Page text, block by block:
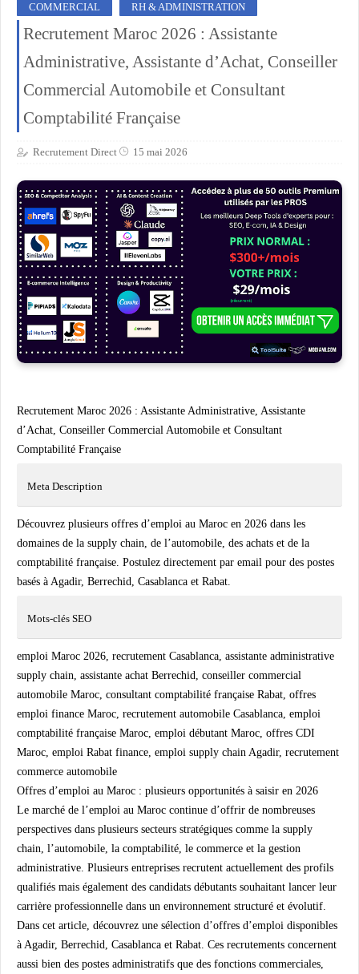
COMMERCIAL RH & ADMINISTRATION
Recrutement Maroc 2026 : Assistante
Administrative, Assistante d’Achat, Conseiller
Commercial Automobile et Consultant
Comptabilité Française
Recrutement Direct 15 mai 2026
Recrutement Maroc 2026 : Assistante Administrative, Assistante
d’Achat, Conseiller Commercial Automobile et Consultant
Comptabilité Française
Meta Description
Découvrez plusieurs offres d’emploi au Maroc en 2026 dans les
domaines de la supply chain, de l’automobile, des achats et de la
comptabilité française. Postulez directement par email pour des postes
basés à Agadir, Berrechid, Casablanca et Rabat.
Mots-clés SEO
emploi Maroc 2026, recrutement Casablanca, assistante administrative
supply chain, assistante achat Berrechid, conseiller commercial
automobile Maroc, consultant comptabilité française Rabat, offres
emploi finance Maroc, recrutement automobile Casablanca, emploi
comptabilité française Maroc, emploi débutant Maroc, offres CDI
Maroc, emploi Rabat finance, emploi supply chain Agadir, recrutement
commerce automobile
Offres d’emploi au Maroc : plusieurs opportunités à saisir en 2026
Le marché de l’emploi au Maroc continue d’offrir de nombreuses
perspectives dans plusieurs secteurs stratégiques comme la supply
chain, l’automobile, la comptabilité, le commerce et la gestion
administrative. Plusieurs entreprises recrutent actuellement des profils
qualifiés mais également des candidats débutants souhaitant lancer leur
carrière professionnelle dans un environnement structuré et évolutif.
Dans cet article, découvrez une sélection d’offres d’emploi disponibles
à Agadir, Berrechid, Casablanca et Rabat. Ces recrutements concernent
aussi bien des postes administratifs que des fonctions commerciales,